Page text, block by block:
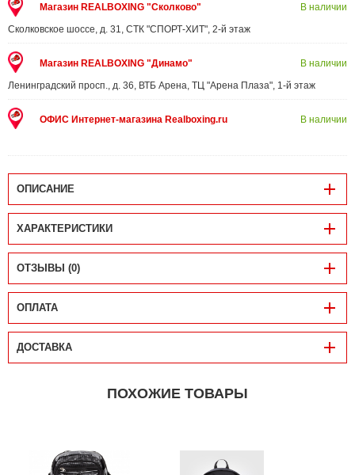
Магазин REALBOXING "Сколково"
Сколковское шоссе, д. 31, СТК "СПОРТ-ХИТ", 2-й этаж
В наличии
Магазин REALBOXING "Динамо"
Ленинградский просп., д. 36, ВТБ Арена, ТЦ "Арена Плаза", 1-й этаж
В наличии
ОФИС Интернет-магазина Realboxing.ru В наличии
ОПИСАНИЕ
ХАРАКТЕРИСТИКИ
ОТЗЫВЫ (0)
ОПЛАТА
ДОСТАВКА
ПОХОЖИЕ ТОВАРЫ